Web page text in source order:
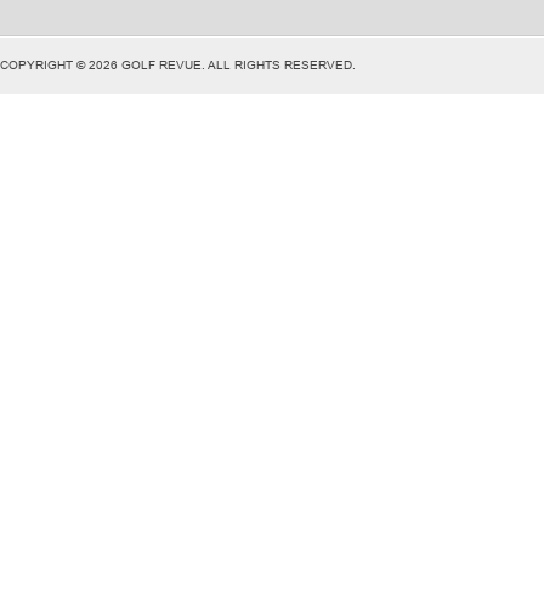
COPYRIGHT © 2026 GOLF REVUE. ALL RIGHTS RESERVED.